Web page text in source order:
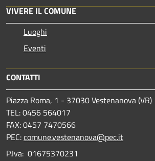
VIVERE IL COMUNE
Luoghi
Eventi
CONTATTI
Piazza Roma, 1 - 37030 Vestenanova (VR)
TEL: 0456 564017
FAX: 0457 7470566
PEC:comune.vestenanova@pec.it
P.Iva: 01675370231